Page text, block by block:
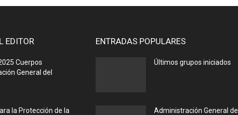
EDITOR
Cuerpos
General del
la Protección de la
ENTRADAS POPULARES
Últimos grupos iniciados
Administración General del